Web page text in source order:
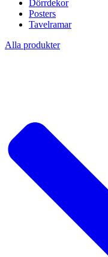
Dörrdekor
Posters
Tavelramar
Alla produkter